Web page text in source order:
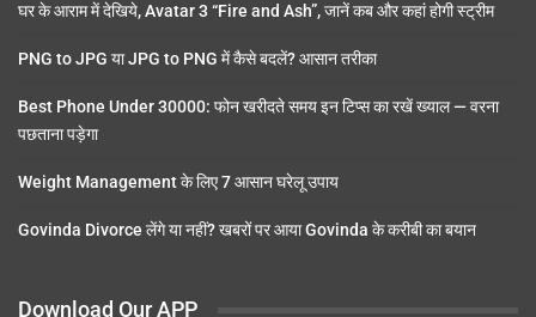
घर के आराम में देखिये, Avatar 3 “Fire and Ash”, जानें कब और कहां होगी स्ट्रीम
PNG to JPG या JPG to PNG में कैसे बदलें? आसान तरीका
Best Phone Under 30000: फोन खरीदते समय इन टिप्स का रखें ख्याल — वरना
पछताना पड़ेगा
Weight Management के लिए 7 आसान घरेलू उपाय
Govinda Divorce लेंगे या नहीं? खबरों पर आया Govinda के करीबी का बयान
Download Our APP